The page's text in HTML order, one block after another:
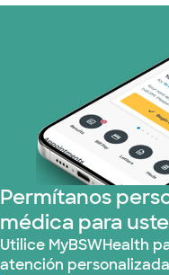
Prism Electric
United
WellMed (13
Permítanos
médica para
Utilice MyBSWHealth
atención